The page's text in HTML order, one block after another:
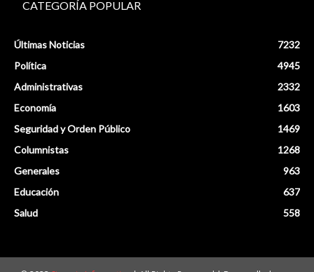
CATEGORÍA POPULAR
Últimas Noticias
7232
Política
4945
Administrativas
2332
Economía
1603
Seguridad y Orden Público
1469
Columnistas
1268
Generales
963
Educación
637
Salud
558